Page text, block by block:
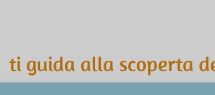
ti guida alla scoperta